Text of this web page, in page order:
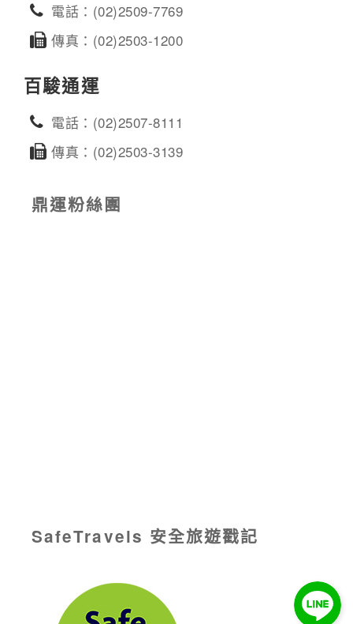
電話：(02)2509-7769
傳真：(02)2503-1200
百駿通運
電話：(02)2507-8111
傳真：(02)2503-3139
鼎運粉絲團
SafeTravels 安全旅遊戳記